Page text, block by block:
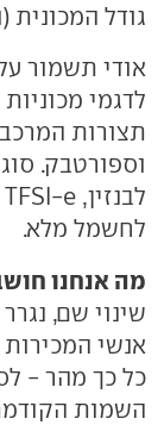
גודל המכונית
תצורות
לחשמל מלא.
מה אנחנו
שינוי שם,
אנשי
כל כך מהר -
השמות